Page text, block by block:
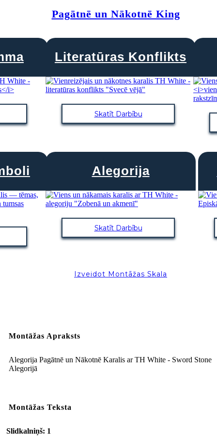
Pagātnē un Nākotnē King
Literatūras Konflikts
Skatīt Darbību
Alegorija
Skatīt Darbību
Izveidot Montāžas Skala
Montāžas Apraksts
Alegorija Pagātnē un Nākotnē Karalis ar TH White - Sword Stone
Alegorijā
Montāžas Teksta
Slidkalniņš: 1